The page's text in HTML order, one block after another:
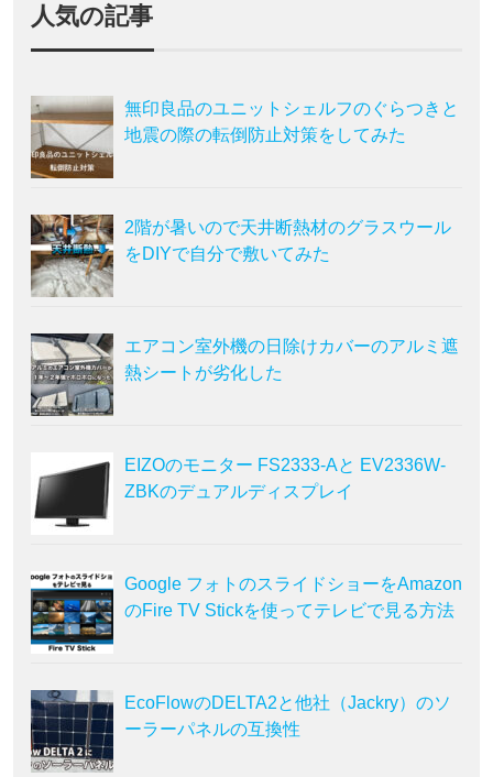
人気の記事
無印良品のユニットシェルフのぐらつきと
地震の際の転倒防止対策をしてみた
2階が暑いので天井断熱材のグラスウール
をDIYで自分で敷いてみた
エアコン室外機の日除けカバーのアルミ遮
熱シートが劣化した
EIZOのモニター FS2333-Aと EV2336W-
ZBKのデュアルディスプレイ
Google フォトのスライドショーをAmazon
のFire TV Stickを使ってテレビで見る方法
EcoFlowのDELTA2と他社（Jackry）のソ
ーラーパネルの互換性